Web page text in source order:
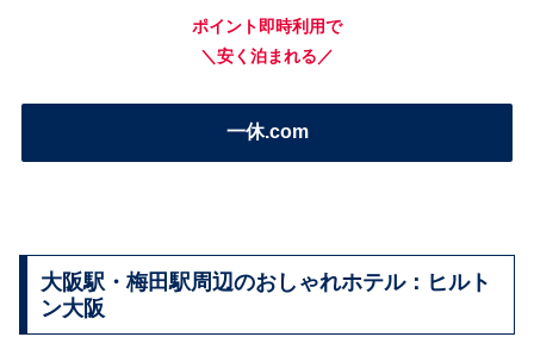
ポイント即時利用で
＼安く泊まれる／
一休.com
大阪駅・梅田駅周辺のおしゃれホテル：ヒルト
ン大阪